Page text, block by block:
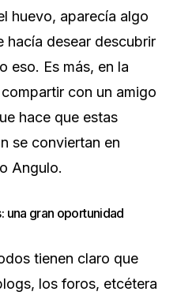
huevo, aparecía algo
hacía desear descubrir
eso. Es más, en la
con un amigo
hace que estas
se conviertan en
Angulo.
una gran oportunidad
tienen claro que
los foros, etcétera